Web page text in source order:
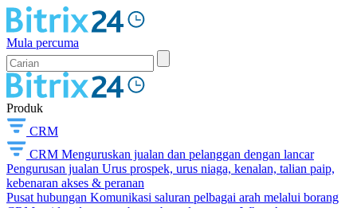
Mula percuma
Produk
CRM
CRM Menguruskan jualan dan pelanggan dengan lancar
Pengurusan jualan Urus prospek, urus niaga, kenalan, talian paip,
kebenaran akses & peranan
Pusat hubungan Komunikasi saluran pelbagai arah melalui borang